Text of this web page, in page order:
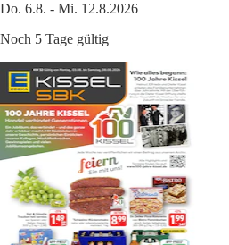
Do. 6.8. - Mi. 12.8.2026
Noch 5 Tage gültig